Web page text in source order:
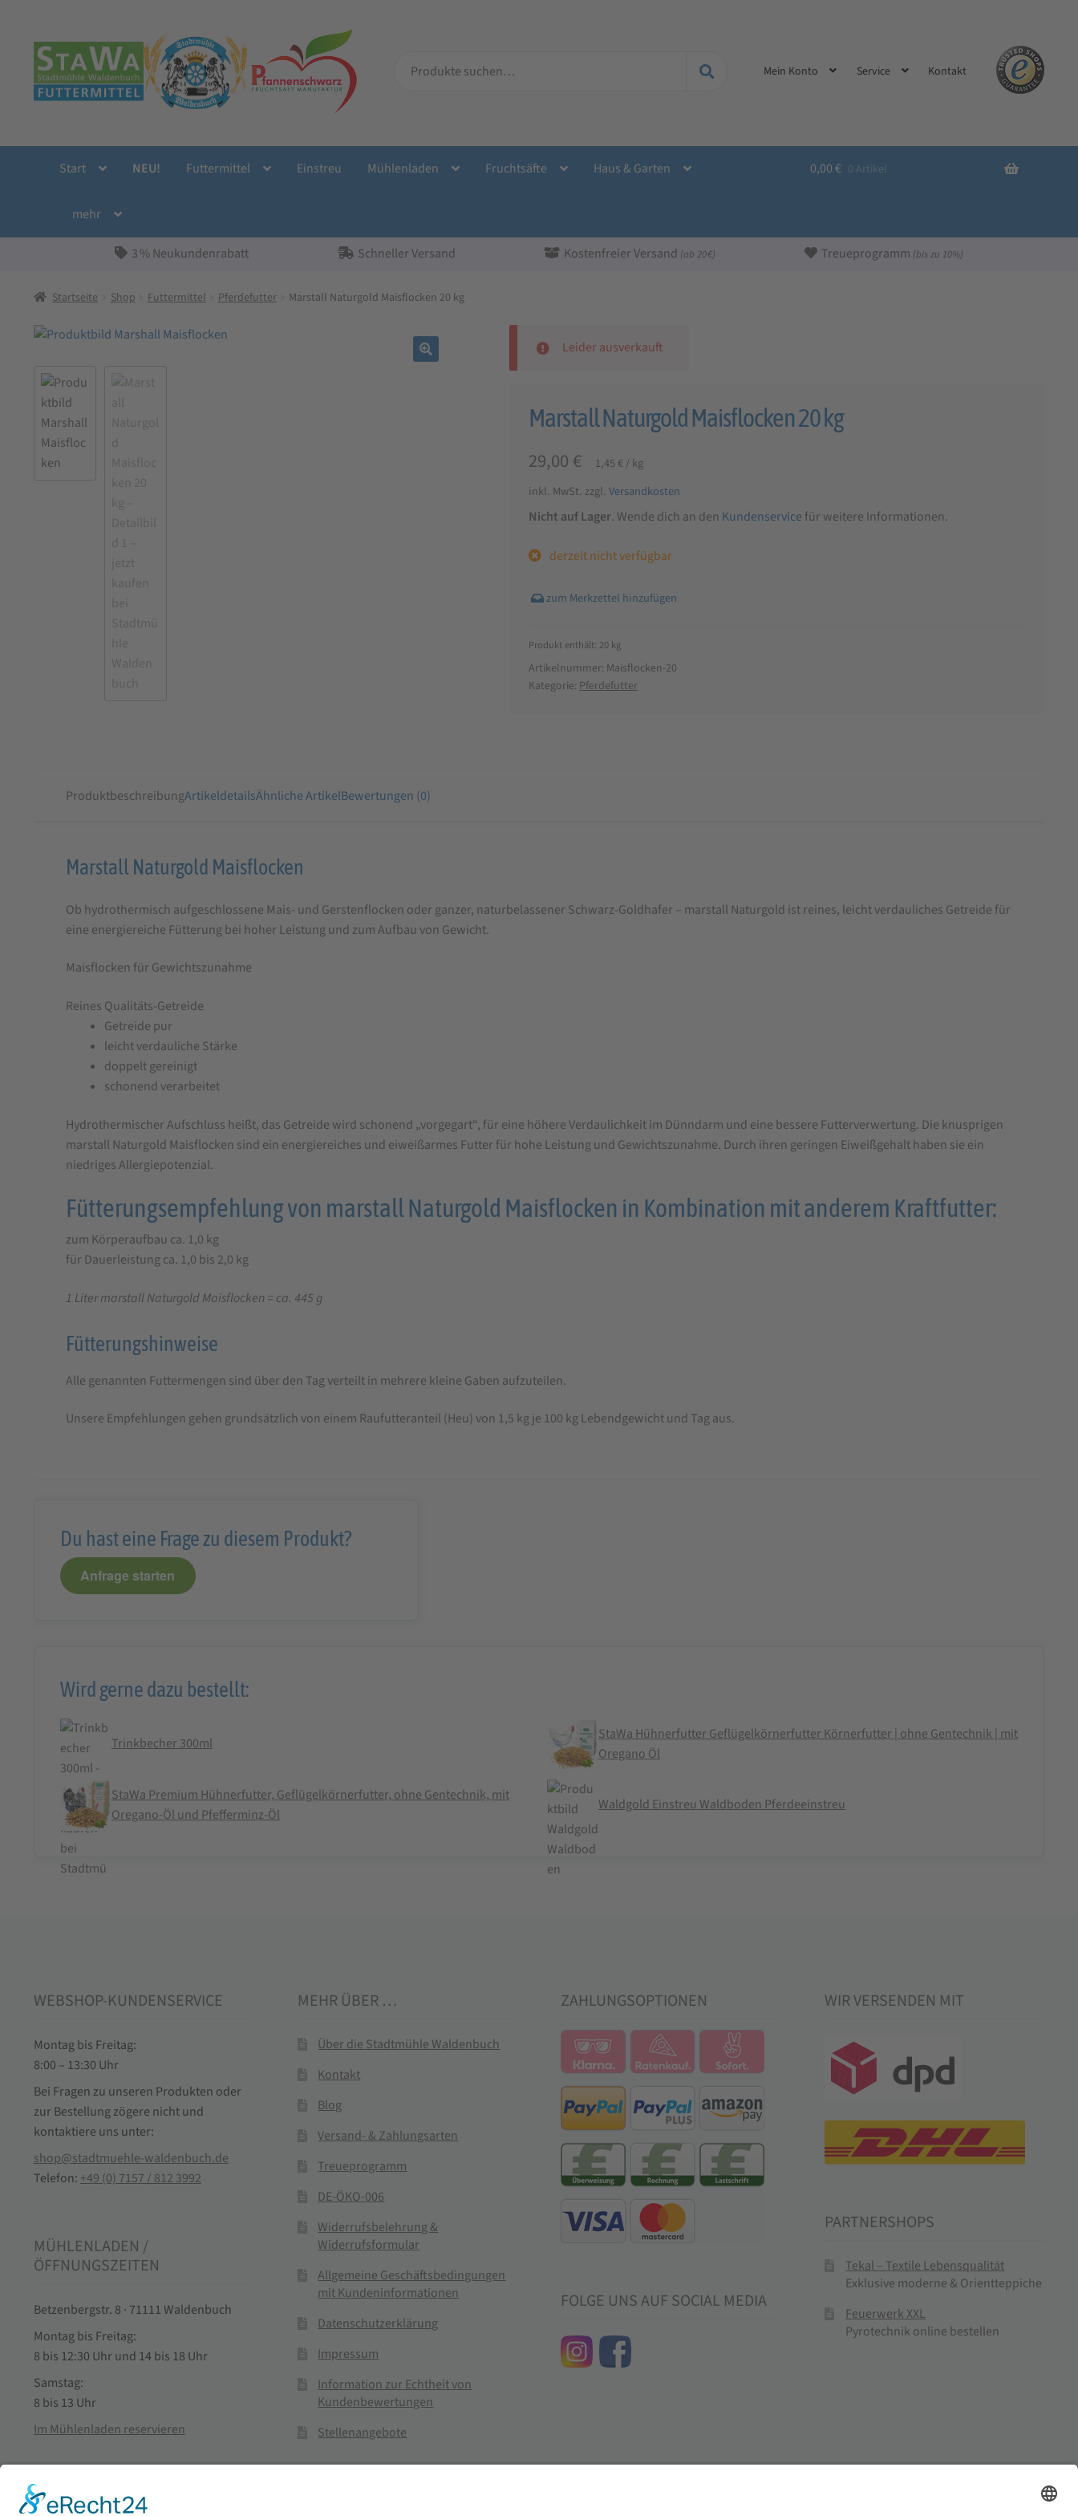
Navigation
springen
Inhalt
springen
nach:
Mein Konto Service Kontakt
Start NEU! Futtermittel Einstreu Mühlenladen Fruchtsäfte Haus & Garten
mehr
0,00 € 0 Artikel
3 % Neukundenrabatt Schneller Versand Kostenfreier Versand (ab 20 €) Treueprogramm (bis zu 10%)
Startseite Shop Futtermittel Pferdefutter Marstall Naturgold Maisflocken 20 kg
Leider ausverkauft
Marstall Naturgold Maisflocken 20 kg
29,00 € 1,45 € /kg
inkl. MwSt. zzgl. Versandkosten
Nicht auf Lager. Wende dich an den Kundenservice für weitere Informationen.
derzeit nicht verfügbar
Produkt enthält: 20 kg
Artikelnummer: Maisflocken-20
Kategorie: Pferdefutter
ProduktbeschreibungArtikeldetailsÄhnliche ArtikelBewertungen (0)
Produktbeschreibung
Marstall
Naturgold
Maisflocken
kg
Marstall Naturgold Maisflocken
Ob hydrothermisch aufgeschlossene Mais- und Gerstenflocken oder ganzer, naturbelassener Schwarz-Goldhafer – marstall Naturgold ist reines, leicht verdauliches Getreide für
eine energiereiche Fütterung bei hoher Leistung und zum Aufbau von Gewicht.
Maisflocken für Gewichtszunahme
Reines Qualitäts-Getreide
Getreide pur
leicht verdauliche Stärke
doppelt gereinigt
schonend verarbeitet
Hydrothermischer Aufschluss heißt, das Getreide wird schonend „vorgegart“, für eine höhere Verdaulichkeit im Dünndarm und eine bessere Futterverwertung. Die knusprigen
marstall Naturgold Maisflocken sind ein energiereiches und eiweißarmes Futter für hohe Leistung und Gewichtszunahme. Durch ihren geringen Eiweißgehalt haben sie ein
niedriges Allergiepotenzial.
Fütterungsempfehlung von marstall Naturgold Maisflocken in Kombination mit anderem Kraftfutter:
zum Körperaufbau ca. 1,0 kg
für Dauerleistung ca. 1,0 bis 2,0 kg
1 Litermarstall Naturgold Maisflocken = ca. 445 g
Fütterungshinweise
Alle genannten Futtermengen sind über den Tag verteilt in mehrere kleine Gaben aufzuteilen.
Unsere Empfehlungen gehen grundsätzlich von einem Raufutteranteil (Heu) von 1,5 kg je 100 kg Lebendgewicht und Tag aus.
Du hast eine Frage zu diesem Produkt?
Anfrage starten
Wird gerne dazu bestellt:
Trinkbecher 300ml
StaWa Hühnerfutter Geflügelkörnerfutter Körnerfutter | ohne Gentechnik | mit
Oregano Öl
StaWa Premium Hühnerfutter, Geflügelkörnerfutter, ohne Gentechnik, mit
Oregano-Öl und Pfefferminz-Öl
Waldgold Einstreu Waldboden Pferdeeinstreu
WEBSHOP-KUNDENSERVICE
Montag bis Freitag:
8:00 – 13:30 Uhr
Bei Fragen zu unseren Produkten oder
zur Bestellung zögere nicht und
kontaktiere uns unter:
shop@stadtmuehle-waldenbuch.de
Telefon: +49 (0) 7157 / 812 3992
MÜHLENLADEN /
ÖFFNUNGSZEITEN
Betzenbergstr. 8 · 71111 Waldenbuch
Montag bis Freitag:
8 bis 12:30 Uhr und 14 bis 18 Uhr
Samstag:
8 bis 13 Uhr
Im Mühlenladen reservieren
MEHR ÜBER …
Über die Stadtmühle Waldenbuch
Kontakt
Blog
Versand- & Zahlungsarten
Treueprogramm
DE-ÖKO-006
Widerrufsbelehrung &
Widerrufsformular
Allgemeine Geschäftsbedingungen
mit Kundeninformationen
Datenschutzerklärung
Impressum
Information zur Echtheit von
Kundenbewertungen
Stellenangebote
ZAHLUNGSOPTIONEN
FOLGE UNS AUF SOCIAL MEDIA
WIR VERSENDEN MIT
PARTNERSHOPS
Tekal – Textile Lebensqualität
Exklusive moderne & Orientteppiche
Feuerwerk XXL
Pyrotechnik online bestellen